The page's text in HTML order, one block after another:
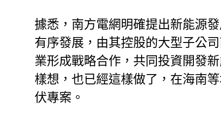
據悉，南方電網明確提出新能源
有序發展，由其控股的大型子公
業形成戰略合作，共同投資開發
樣想，也已經這樣做了，在海南
伏專案。